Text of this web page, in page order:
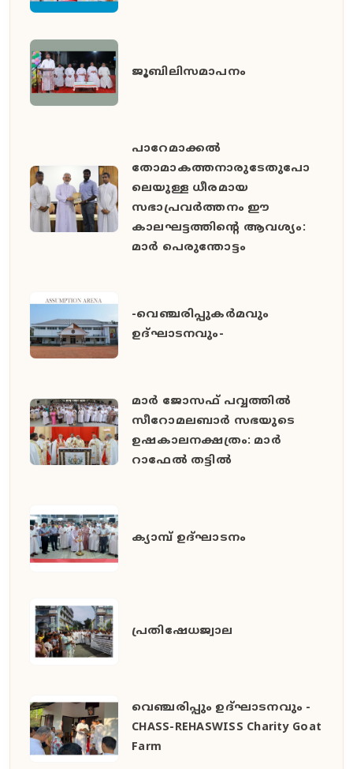
ജൂബിലിസമാപനം
പാറേമാക്കൽ
തോമാകത്തനാരുടേതുപോ
ലെയുള്ള ധീരമായ
സഭാപ്രവർത്തനം ഈ
കാലഘട്ടത്തിൻ്റെ ആവശ്യം:
മാർ പെരുന്തോട്ടം
-വെഞ്ചരിപ്പുകർമവും
ഉദ്ഘാടനവും-
മാർ ജോസഫ് പവ്വത്തിൽ
സീറോമലബാർ സഭയുടെ
ഉഷകാലനക്ഷത്രം: മാർ
റാഫേൽ തട്ടിൽ
ക്യാമ്പ് ഉദ്ഘാടനം
പ്രതിഷേധജ്വാല
വെഞ്ചരിപ്പും ഉദ്ഘാടനവും -
CHASS-REHASWISS Charity Goat
Farm